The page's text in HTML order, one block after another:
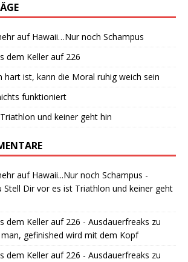
auf Hawaii…Nur noch Schampus
dem Keller auf 226
hart ist, kann die Moral ruhig weich sein
funktioniert
und keiner geht hin
auf Hawaii...Nur noch Schampus -
Stell Dir vor es ist Triathlon und keiner geht
dem Keller auf 226 - Ausdauerfreaks zu
gefinished wird mit dem Kopf
dem Keller auf 226 - Ausdauerfreaks zu